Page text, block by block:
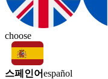
choose
스페인어español